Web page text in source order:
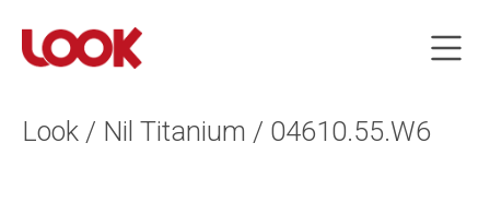
Look / Nil Titanium / 04610.55.W6